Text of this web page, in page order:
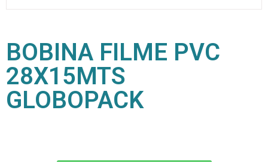
BOBINA FILME PVC
28X15MTS
GLOBOPACK